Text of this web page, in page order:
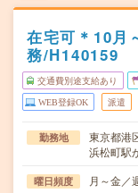
在宅可＊10月
務/H140159
交通費別途支給あり
WEB登録OK 派遣
勤務地
東京都港
浜松町駅
曜日頻度 月～金／